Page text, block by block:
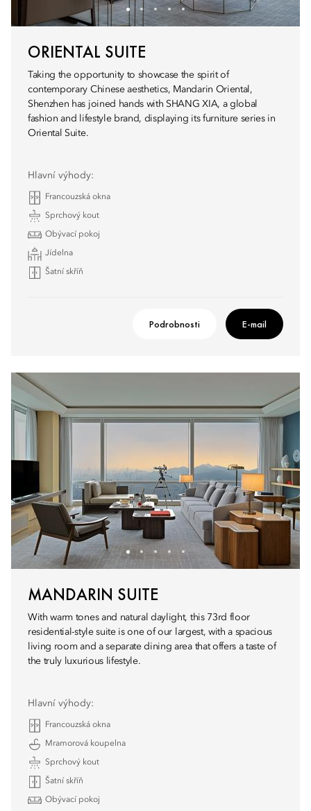
ORIENTAL SUITE
Taking the opportunity to showcase the spirit of
contemporary Chinese aesthetics, Mandarin Oriental,
Shenzhen has joined hands with SHANG XIA, a global
fashion and lifestyle brand, displaying its furniture series in
Oriental Suite.
Hlavní výhody:
Francouzská okna
Sprchový kout
Obývací pokoj
Jídelna
Šatní skříň
Podrobnosti E-mail
MANDARIN SUITE
With warm tones and natural daylight, this 73rd floor
residential-style suite is one of our largest, with a spacious
living room and a separate dining area that offers a taste of
the truly luxurious lifestyle.
Hlavní výhody:
Francouzská okna
Mramorová koupelna
Sprchový kout
Šatní skříň
Obývací pokoj